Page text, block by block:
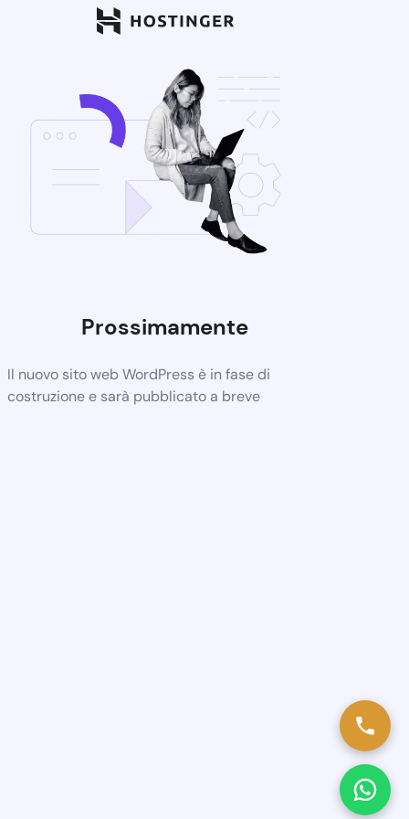
Prossimamente
Il nuovo sito web WordPress è in fase di
costruzione e sarà pubblicato a breve